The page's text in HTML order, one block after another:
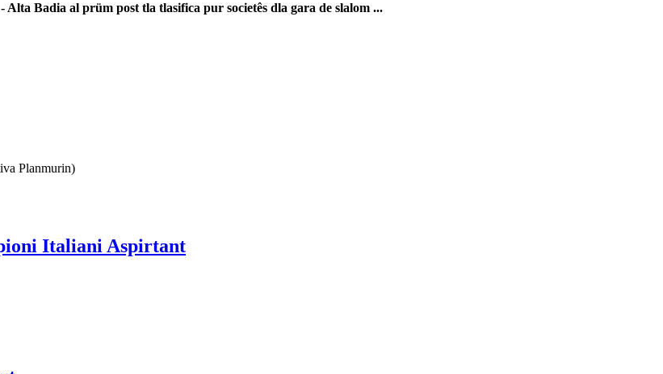
Badia al prüm post tla tlasifica pur societês dla gara de slalom ...
Planmurin)
Italiani Aspirtant